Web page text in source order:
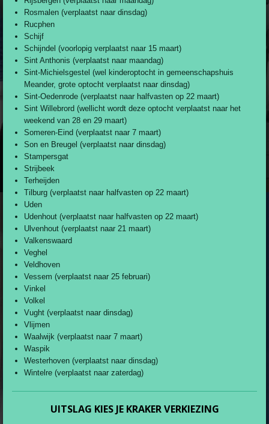
Rosmalen (verplaatst naar dinsdag)
Rucphen
Schijf
Schijndel (voorlopig verplaatst naar 15 maart)
Sint Anthonis (verplaatst naar maandag)
Sint-Michielsgestel (wel kinderoptocht in gemeenschapshuis
Meander, grote optocht verplaatst naar dinsdag)
Sint-Oedenrode (verplaatst naar halfvasten op 22 maart)
Sint Willebrord (wellicht wordt deze optocht verplaatst naar het
weekend van 28 en 29 maart)
Someren-Eind (verplaatst naar 7 maart)
Son en Breugel (verplaatst naar dinsdag)
Stampersgat
Strijbeek
Terheijden
Tilburg (verplaatst naar halfvasten op 22 maart)
Uden
Udenhout (verplaatst naar halfvasten op 22 maart)
Ulvenhout (verplaatst naar 21 maart)
Valkenswaard
Veghel
Veldhoven
Vessem (verplaatst naar 25 februari)
Vinkel
Volkel
Vught (verplaatst naar dinsdag)
Vlijmen
Waalwijk (verplaatst naar 7 maart)
Waspik
Westerhoven (verplaatst naar dinsdag)
Wintelre (verplaatst naar zaterdag)
UITSLAG KIES JE KRAKER VERKIEZING